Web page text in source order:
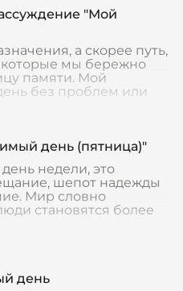
"Мой
а скорее путь,
мы бережно
памяти. Мой
без проблем или
день (пятница)"
недели, это
шепот надежды
Мир словно
становятся более
день